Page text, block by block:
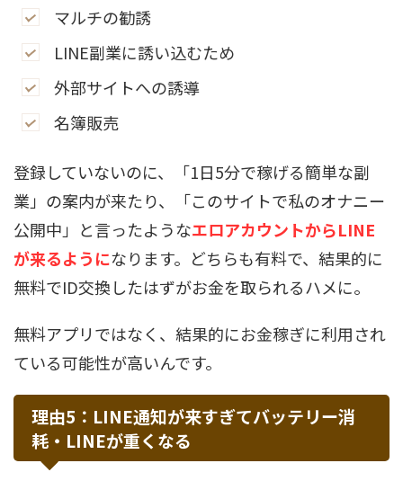
マルチの勧誘
LINE副業に誘い込むため
外部サイトへの誘導
名簿販売
登録していないのに、「1日5分で稼げる簡単な副
業」の案内が来たり、「このサイトで私のオナニー
公開中」と言ったようなエロアカウントからLINE
が来るようになります。どちらも有料で、結果的に
無料でID交換したはずがお金を取られるハメに。
無料アプリではなく、結果的にお金稼ぎに利用され
ている可能性が高いんです。
理由5：LINE通知が来すぎてバッテリー消
耗・LINEが重くなる